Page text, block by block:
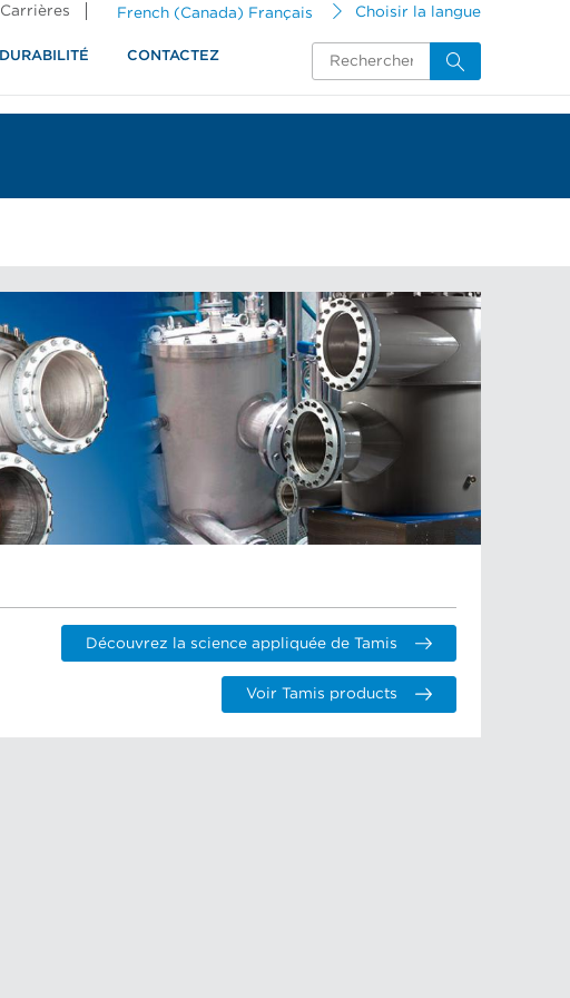
French (Canada) Français Choisir la langue
Carrières
DURABILITÉ CONTACTEZ
Découvrez la science appliquée de Tamis
Voir Tamis products